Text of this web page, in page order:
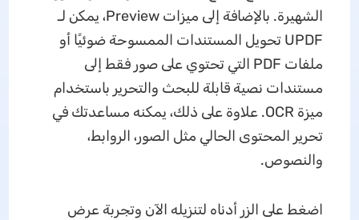
الشهيرة. بالإضافة إلى ميزات Preview، يمكن لـ
UPDF تحويل المستندات الممسوحة ضوئيًا أو
ملفات PDF التي تحتوي على صور فقط إلى
مستندات نصية قابلة للبحث والتحرير باستخدام
ميزة OCR. علاوة على ذلك، يمكنه مساعدتك في
تحرير المحتوى الحالي مثل الصور، الروابط،
والنصوص.
اضغط على الزر أدناه لتنزيله الآن وتجربة عرض